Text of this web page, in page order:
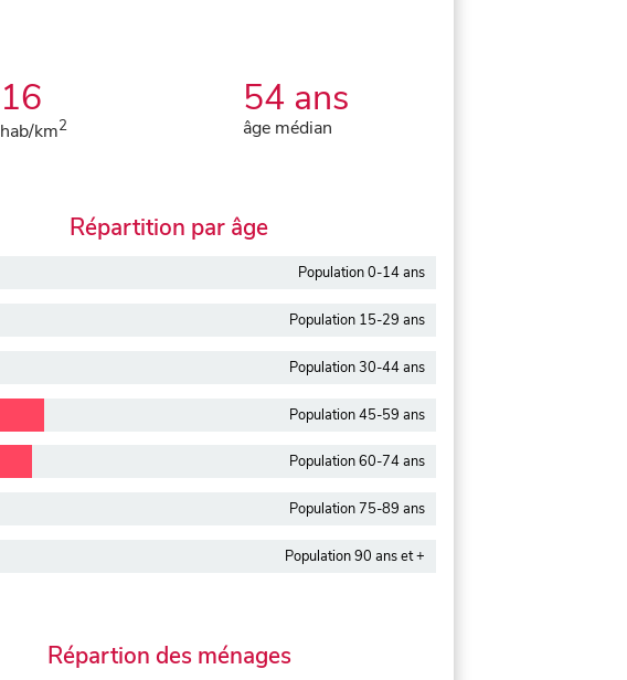
16
hab/km2
54 ans
âge médian
Répartition par âge
Population 0-14 ans
Population 15-29 ans
Population 30-44 ans
Population 45-59 ans
Population 60-74 ans
Population 75-89 ans
Population 90 ans et +
Répartion des ménages